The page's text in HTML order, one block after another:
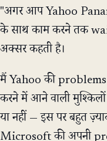
"अगर आप Yahoo
के साथ काम करने तक
अक्सर कहती है।
मैं Yahoo की
करने में आने वाली मुश्किलों
या नहीं — इस पर बहुत
Microsoft की अपनी